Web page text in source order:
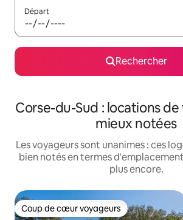
Départ
Rechercher
Corse-du-Sud : locations de
mieux notées
Les voyageurs sont unanimes : ces
bien notés en termes
plus encore.
Coup de cœur voyageurs
Coup de cœur voyageurs